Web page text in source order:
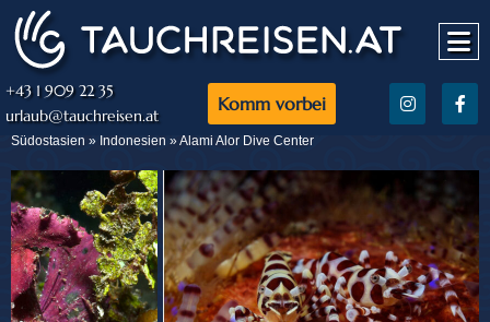
+43 1 909 22 35
urlaub@tauchreisen.at
Komm vorbei
Südostasien » Indonesien » Alami Alor Dive Center